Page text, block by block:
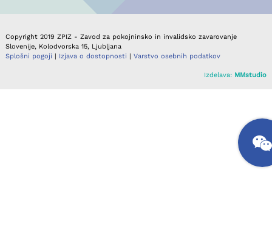
Copyright 2019 ZPIZ - Zavod za pokojninsko in invalidsko zavarovanje
Slovenije, Kolodvorska 15, Ljubljana
Splošni pogoji | Izjava o dostopnosti | Varstvo osebnih podatkov
Izdelava: MMstudio